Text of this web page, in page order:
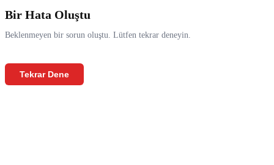
Bir Hata Oluştu
Beklenmeyen bir sorun oluştu. Lütfen tekrar deneyin.
Tekrar Dene